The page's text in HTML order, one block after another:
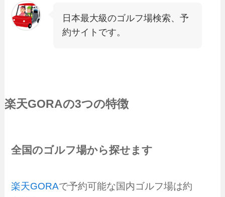
日本最大級のゴルフ場検索、予
約サイトです。
楽天GORAの3つの特徴
全国のゴルフ場から探せます
楽天GORAで予約可能な国内ゴルフ場は約